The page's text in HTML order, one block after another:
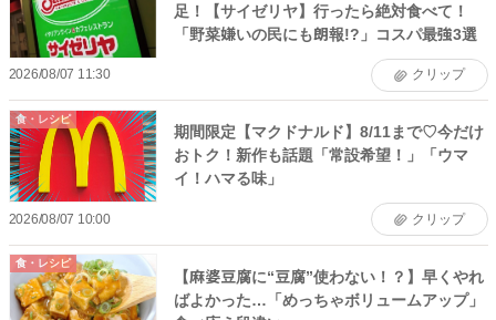
足！【サイゼリヤ】行ったら絶対食べて！
「野菜嫌いの民にも朗報!?」コスパ最強3選
2026/08/07 11:30 クリップ
食・レシピ
期間限定【マクドナルド】8/11まで♡今だけ
おトク！新作も話題「常設希望！」「ウマ
イ！ハマる味」
2026/08/07 10:00 クリップ
食・レシピ
【麻婆豆腐に“豆腐”使わない！？】早くやれ
ばよかった…「めっちゃボリュームアップ」